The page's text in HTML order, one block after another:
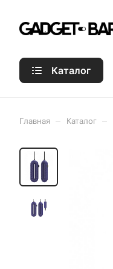
Каталог
Главная Каталог